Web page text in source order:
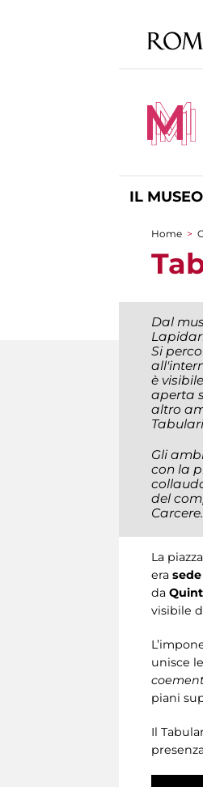
IL MUSEO
Tu
Home >
Dal
Si
è
aperta
altro
Gli
con la
del
Carcere.
La
era
da
visibile
unisce
piani
Il